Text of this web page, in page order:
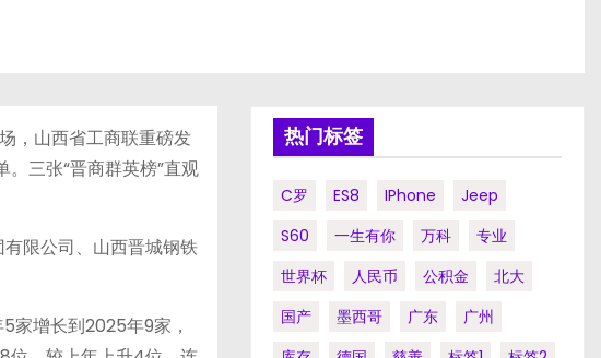
，山西省工商联重磅发
三张“晋商群英榜”直观
限公司、山西晋城钢铁
家增长到2025年9家，
热门标签
C罗 ES8 IPhone
Jeep
S60
一生有你 万科
专业
世界杯
人民币 公积金
北大
国产
墨西哥 广东
广州